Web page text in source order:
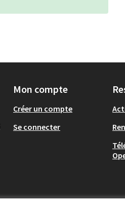
Mon compte
Créer un compte
Se connecter